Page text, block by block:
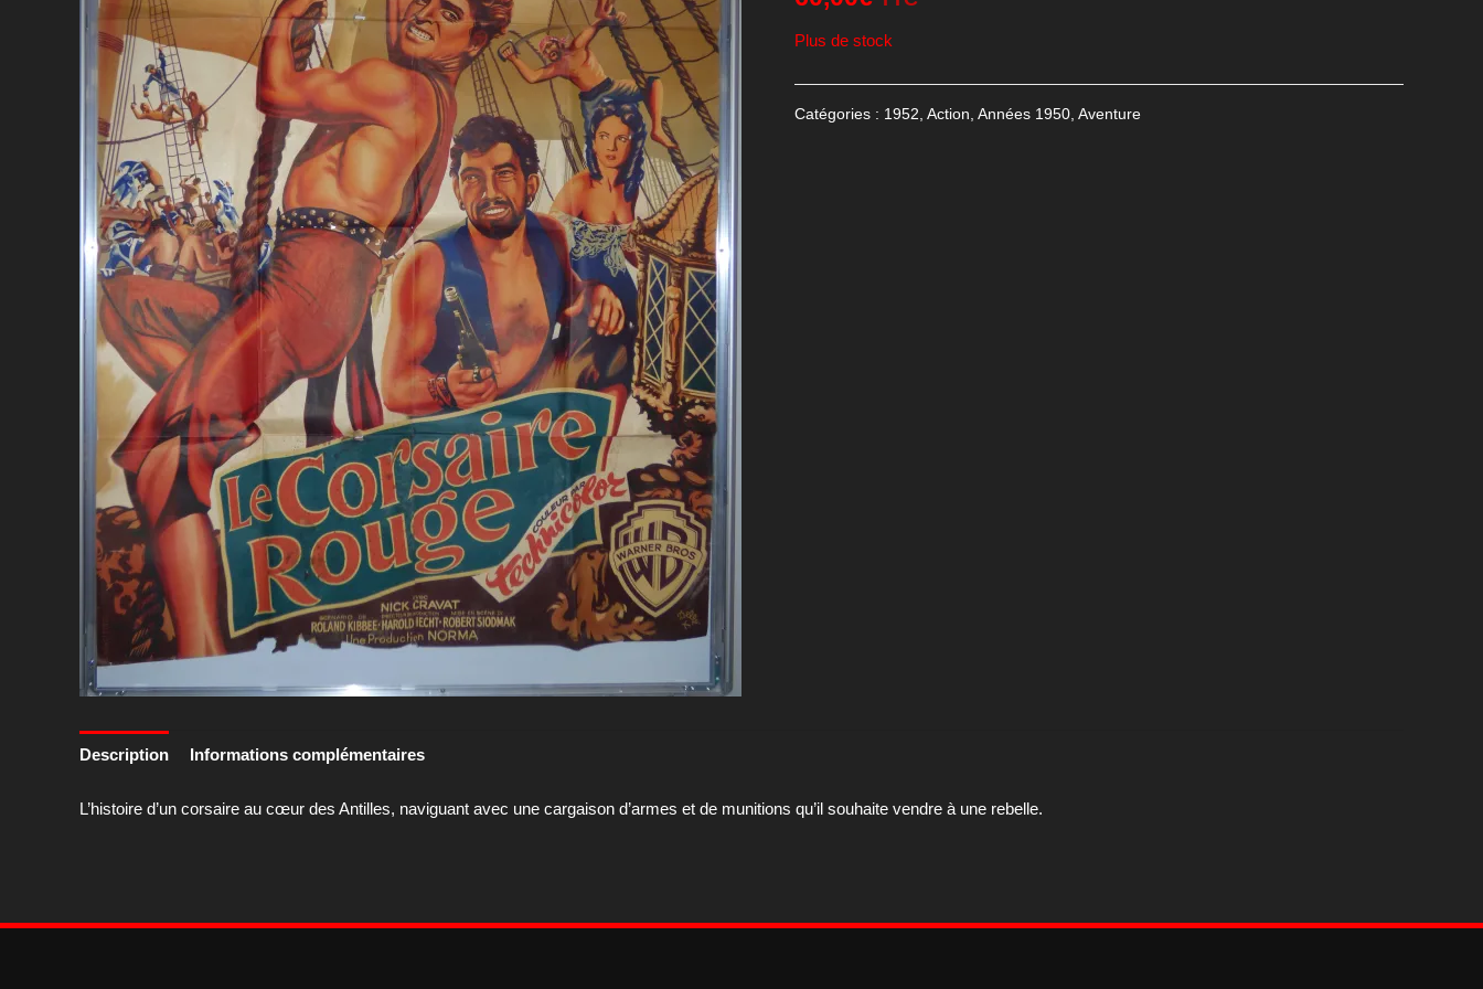
Plus de stock
Catégories : 1952 Action Années 1950 Aventure
Description Informations complémentaires
L’histoire d’un corsaire au cœur des Antilles, naviguant avec une cargaison d’armes et de munitions qu’il souhaite vendre à une rebelle.